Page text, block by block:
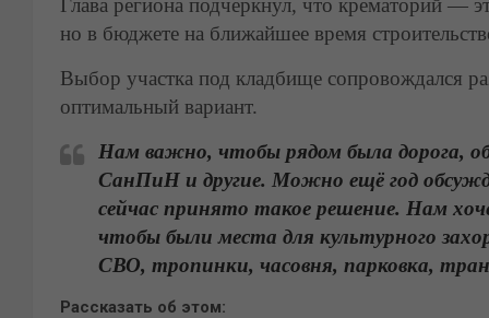
Глава региона подчеркнул, что крематорий —
но в бюджете на ближайшее время
Выбор участка под кладбище сопровождался
оптимальный вариант.
Нам важно, чтобы рядом была дорога,
СанПиН и другие. Можно ещё год
сейчас принято такое решение. Нам
чтобы были места для культурного
СВО, тропинки, часовня, парковка,
Рассказать об этом: